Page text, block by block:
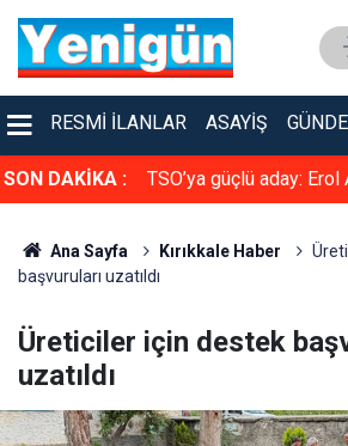
RESMI İLANLAR ASAYIŞ
SON DAKİKA :
çarpıştı TSO’ya güçlü aday:
Ana Sayfa Kırıkkale Haber
başvuruları uzatıldı
Üreticiler için destek
uzatıldı